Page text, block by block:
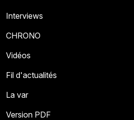
Interviews
CHRONO
Vidéos
Fil d'actualités
La var
Version PDF